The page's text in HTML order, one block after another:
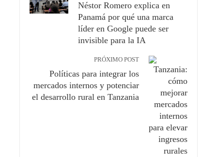
Néstor Romero explica en
Panamá por qué una marca
líder en Google puede ser
invisible para la IA
PRÓXIMO POST
Políticas para integrar los
mercados internos y potenciar
el desarrollo rural en Tanzania